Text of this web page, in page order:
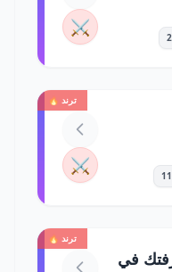
⚔️
ترند 🔥
⚔️
ترند 🔥
في